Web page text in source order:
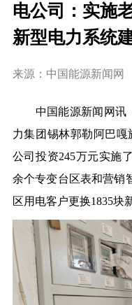
电公司：实施
新型电力系统
来源：中国能源新闻网
中国能源新闻网讯
力集团锡林郭勒阿巴嘎
公司 投资245万元实施
余个专变台区表和营销
区用电客户更换1835块